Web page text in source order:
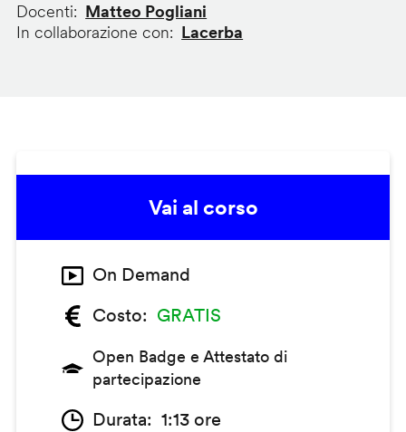
Docenti
Matteo Pogliani
In collaborazione con
Lacerba
Vai al corso
On Demand
Costo
GRATIS
Open Badge e Attestato di
partecipazione
Durata 1:13 ore